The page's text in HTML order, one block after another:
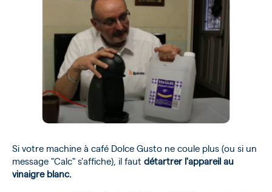
Si votre machine à café Dolce Gusto ne coule plus (ou si un
message "Calc" s'affiche), il faut détartrer l'appareil au
vinaigre blanc.